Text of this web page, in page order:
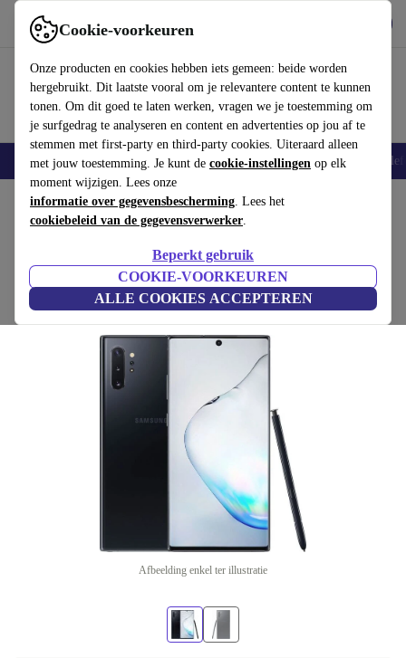
Cookie-voorkeuren
Onze producten en cookies hebben iets gemeen: beide worden
hergebruikt. Dit laatste vooral om je relevantere content te kunnen
tonen. Om dit goed te laten werken, vragen we je toestemming om
je surfgedrag te analyseren en content en advertenties op jou af te
stemmen met first-party en third-party cookies. Uiteraard alleen
met jouw toestemming. Je kunt de cookie-instellingen op elk
moment wijzigen. Lees onze
informatie over gegevensbescherming. Lees het
cookiebeleid van de gegevensverwerker.
Beperkt gebruik
COOKIE-VOORKEUREN
ALLE COOKIES ACCEPTEREN
Gebruik refurbed snel en eenvoudig
Smartphones Laptops Tablets Smartwatches Accessoires
Home Producten Smartphones Samsung Galaxy Mobiele Telefoons
Samsung Galaxy Note 10+
512 GB | Dual-SIM | aura black
(4,8/5)
€ 306,23
Afbeelding enkel ter illustratie